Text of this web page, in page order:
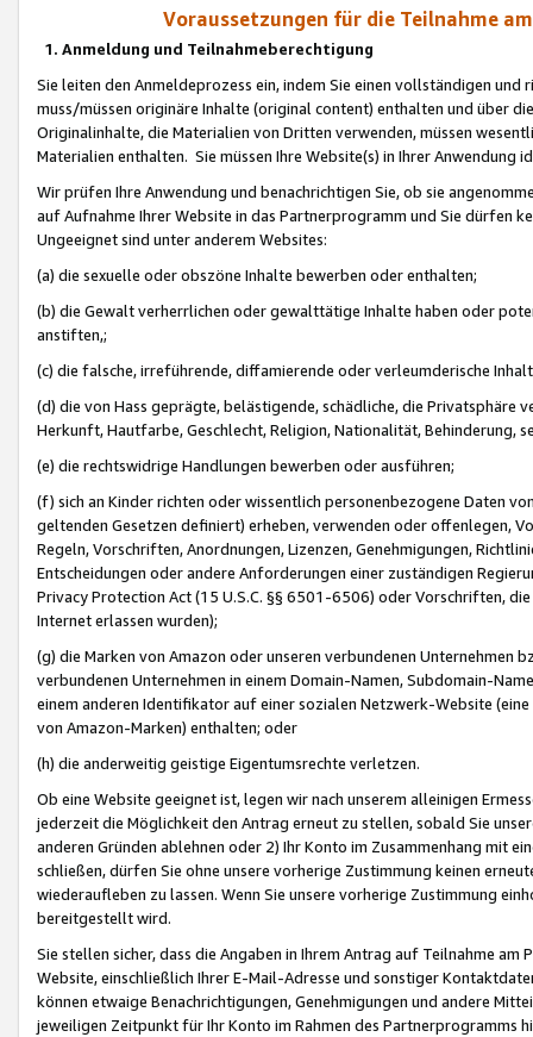
Voraussetzungen für die Teilnahme
1. Anmeldung und Teilnahmeberechtigung
Sie leiten den Anmeldeprozess ein, indem Sie einen vollständigen
muss/müssen originäre Inhalte (original content) enthalten und über
Originalinhalte, die Materialien von Dritten verwenden, müssen
Materialien enthalten. Sie müssen Ihre Website(s) in Ihrer Anwendung
Wir prüfen Ihre Anwendung und benachrichtigen Sie, ob sie
auf Aufnahme Ihrer Website in das Partnerprogramm und Sie dürfen
Ungeeignet sind unter anderem Websites:
(a) die sexuelle oder obszöne Inhalte bewerben oder enthalten;
(b) die Gewalt verherrlichen oder gewalttätige Inhalte haben oder
anstiften,;
(c) die falsche, irreführende, diffamierende oder verleumderische
(d) die von Hass geprägte, belästigende, schädliche, die Privatsphäre
Herkunft, Hautfarbe, Geschlecht, Religion, Nationalität, Behinderung,
(e) die rechtswidrige Handlungen bewerben oder ausführen;
(f) sich an Kinder richten oder wissentlich personenbezogene Daten
geltenden Gesetzen definiert) erheben, verwenden oder offenlegen,
Regeln, Vorschriften, Anordnungen, Lizenzen, Genehmigungen,
Entscheidungen oder andere Anforderungen einer zuständigen
Privacy Protection Act (15 U.S.C. §§ 6501-6506) oder Vorschriften,
Internet erlassen wurden);
(g) die Marken von Amazon oder unseren verbundenen Unternehmen
verbundenen Unternehmen in einem Domain-Namen, Subdomain-
einem anderen Identifikator auf einer sozialen Netzwerk-Website
von Amazon-Marken) enthalten; oder
(h) die anderweitig geistige Eigentumsrechte verletzen.
Ob eine Website geeignet ist, legen wir nach unserem alleinigen
jederzeit die Möglichkeit den Antrag erneut zu stellen, sobald Sie
anderen Gründen ablehnen oder 2) Ihr Konto im Zusammenhang mit
schließen, dürfen Sie ohne unsere vorherige Zustimmung keinen
wiederaufleben zu lassen. Wenn Sie unsere vorherige Zustimmung
bereitgestellt wird.
Sie stellen sicher, dass die Angaben in Ihrem Antrag auf Teilnahme
Website, einschließlich Ihrer E-Mail-Adresse und sonstiger
können etwaige Benachrichtigungen, Genehmigungen und andere
jeweiligen Zeitpunkt für Ihr Konto im Rahmen des Partnerprogramms